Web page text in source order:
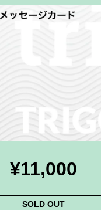
¥11,000
SOLD OUT